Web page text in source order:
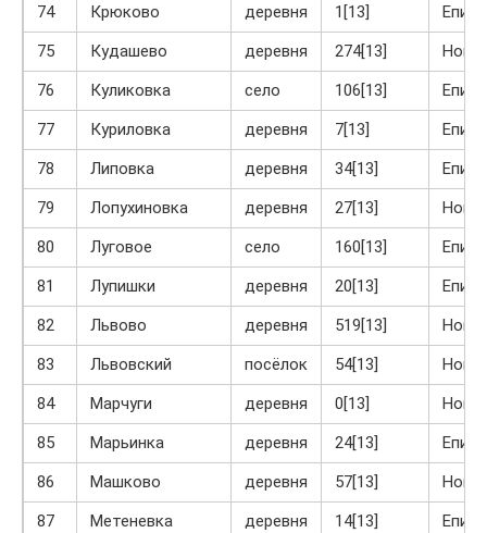
74
Крюково деревня 1[13]
75
Кудашево деревня 274[13]
76
Куликовка село 106[13]
77
Куриловка деревня 7[13]
78
Липовка деревня 34[13]
79
Лопухиновка деревня 27[13]
80
Луговое село 160[13]
81
Лупишки деревня 20[13]
82
Львово деревня 519[13]
83
Львовский посёлок 54[13]
84
Марчуги деревня 0[13]
85
Марьинка деревня 24[13]
86
Машково деревня 57[13]
87
Метеневка деревня 14[13]